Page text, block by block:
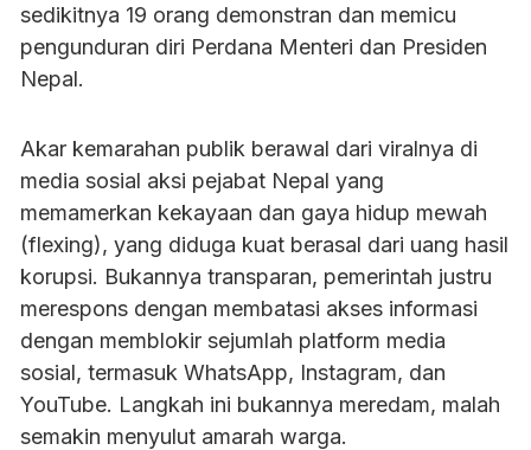
sedikitnya 19 orang demonstran dan memicu
pengunduran diri Perdana Menteri dan Presiden
Nepal.
Akar kemarahan publik berawal dari viralnya di
media sosial aksi pejabat Nepal yang
memamerkan kekayaan dan gaya hidup mewah
(flexing), yang diduga kuat berasal dari uang hasil
korupsi. Bukannya transparan, pemerintah justru
merespons dengan membatasi akses informasi
dengan memblokir sejumlah platform media
sosial, termasuk WhatsApp, Instagram, dan
YouTube. Langkah ini bukannya meredam, malah
semakin menyulut amarah warga.